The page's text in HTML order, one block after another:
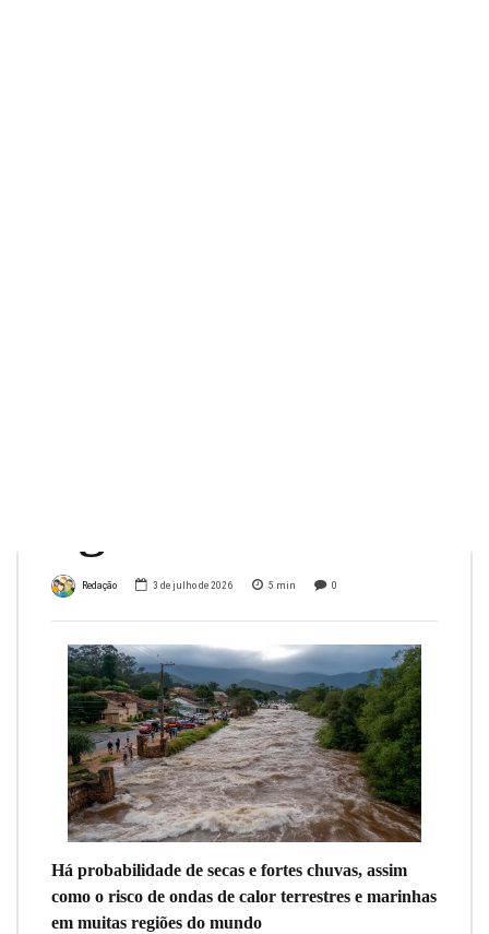
Redação 3 de julho de 2026 5 min 0
Há probabilidade de secas e fortes chuvas, assim
como o risco de ondas de calor terrestres e marinhas
em muitas regiões do mundo